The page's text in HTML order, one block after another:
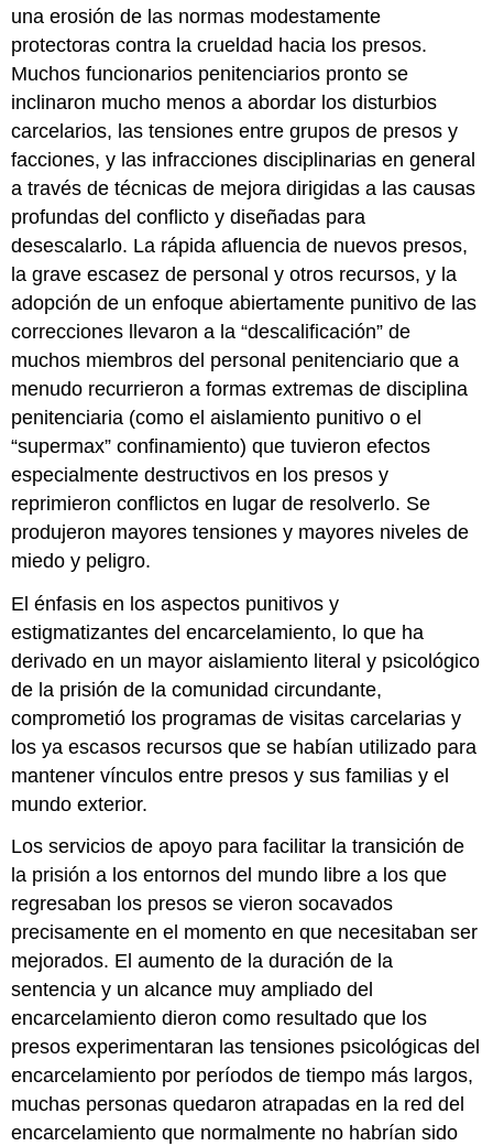
una erosión de las normas modestamente
protectoras contra la crueldad hacia los presos.
Muchos funcionarios penitenciarios pronto se
inclinaron mucho menos a abordar los disturbios
carcelarios, las tensiones entre grupos de presos y
facciones, y las infracciones disciplinarias en general
a través de técnicas de mejora dirigidas a las causas
profundas del conflicto y diseñadas para
desescalarlo. La rápida afluencia de nuevos presos,
la grave escasez de personal y otros recursos, y la
adopción de un enfoque abiertamente punitivo de las
correcciones llevaron a la “descalificación” de
muchos miembros del personal penitenciario que a
menudo recurrieron a formas extremas de disciplina
penitenciaria (como el aislamiento punitivo o el
“supermax” confinamiento) que tuvieron efectos
especialmente destructivos en los presos y
reprimieron conflictos en lugar de resolverlo. Se
produjeron mayores tensiones y mayores niveles de
miedo y peligro.
El énfasis en los aspectos punitivos y
estigmatizantes del encarcelamiento, lo que ha
derivado en un mayor aislamiento literal y psicológico
de la prisión de la comunidad circundante,
comprometió los programas de visitas carcelarias y
los ya escasos recursos que se habían utilizado para
mantener vínculos entre presos y sus familias y el
mundo exterior.
Los servicios de apoyo para facilitar la transición de
la prisión a los entornos del mundo libre a los que
regresaban los presos se vieron socavados
precisamente en el momento en que necesitaban ser
mejorados. El aumento de la duración de la
sentencia y un alcance muy ampliado del
encarcelamiento dieron como resultado que los
presos experimentaran las tensiones psicológicas del
encarcelamiento por períodos de tiempo más largos,
muchas personas quedaron atrapadas en la red del
encarcelamiento que normalmente no habrían sido